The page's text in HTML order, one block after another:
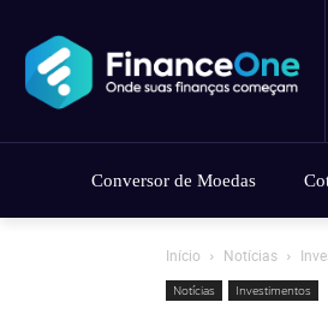
Conversor de Moedas
Início Notícias
Notícias Investimentos